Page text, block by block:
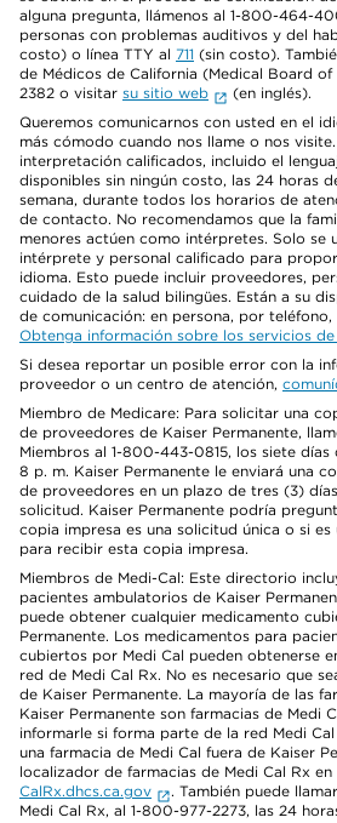
alguna pregunta, llámenos al 1-800-464-
personas con problemas auditivos y del
costo) o línea TTY al 711 (sin costo).
de Médicos de California (Medical Board of
2382 o visitar su sitio web
(en inglés).
Queremos comunicarnos con usted en el
más cómodo cuando nos llame o nos
interpretación calificados, incluido el
disponibles sin ningún costo, las 24 horas
semana, durante todos los horarios de
de contacto. No recomendamos que la
menores actúen como intérpretes. Solo se
intérprete y personal calificado para
idioma. Esto puede incluir proveedores,
cuidado de la salud bilingües. Están a su
de comunicación: en persona, por
Obtenga información sobre los servicios
Si desea reportar un posible error con la
proveedor o un centro de atención,
Miembro de Medicare: Para solicitar una
de proveedores de Kaiser Permanente,
Miembros al 1-800-443-0815, los siete días
8 p. m. Kaiser Permanente le enviará una
de proveedores en un plazo de tres (3)
solicitud. Kaiser Permanente podría
copia impresa es una solicitud única o si
para recibir esta copia impresa.
Miembros de Medi-Cal: Este directorio
pacientes ambulatorios de Kaiser
puede obtener cualquier medicamento
Permanente. Los medicamentos para
cubiertos por Medi Cal pueden obtenerse
red de Medi Cal Rx. No es necesario que
de Kaiser Permanente. La mayoría de las
Kaiser Permanente son farmacias de Medi
informarle si forma parte de la red Medi
una farmacia de Medi Cal fuera de Kaiser
localizador de farmacias de Medi Cal Rx en
CalRx.dhcs.ca.gov
. También puede
Medi Cal Rx, al 1-800-977-2273, las 24